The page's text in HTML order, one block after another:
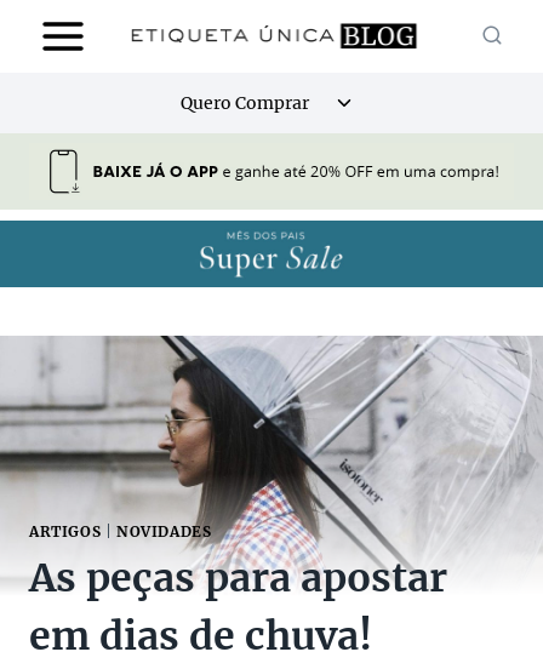
para
Quero Comprar
Alternar
ARTIGOS NOVIDADES
As peças para apostar
em dias de chuva!